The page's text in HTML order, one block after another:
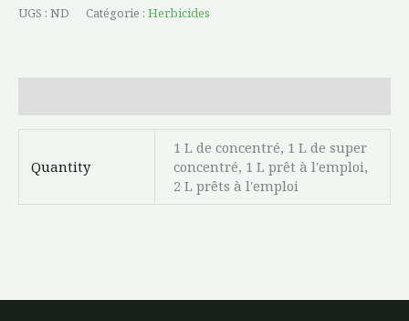
UGS : ND Catégorie : Herbicides
Quantity
1 L de concentré, 1 L de super
concentré, 1 L prêt à l'emploi,
2 L prêts à l'emploi